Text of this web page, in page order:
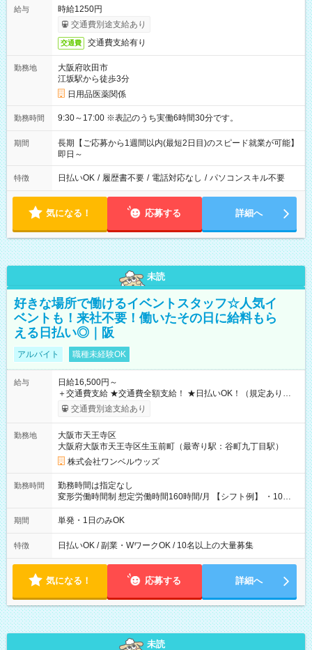
給与
時給1250円
交通費別途支給あり
交通費 交通費支給有り
勤務地
大阪府吹田市
江坂駅から徒歩3分
日用品医薬関係
勤務時間 9:30～17:00 ※表記のうち実働6時間30分です。
期間
長期【ご応募から1週間以内(最短2日目)のスピード就業が可能】
即日～
特徴 日払いOK / 履歴書不要 / 電話対応なし / パソコンスキル不要
気になる！ 応募する 詳細へ
未読
好きな場所で働けるイベントスタッフ☆人気イ
ベントも！来社不要！働いたその日に給料もら
える日払い◎｜阪
アルバイト 職種未経験OK
給与
日給16,500円～
＋交通費支給 ★交通費全額支給！ ★日払いOK！（規定あり） ┗
働いたその日に現金GET♪ お仕事後はコンビニATMから 日払
交通費別途支給あり
勤務地
大阪市天王寺区
大阪府大阪市天王寺区生玉前町（最寄り駅：谷町九丁目駅）
株式会社ワンベルウッズ
勤務時間
勤務時間は指定なし
変形労働時間制 想定労働時間160時間/月 【シフト例】 ・10：
00～20：00
期間 単発・1日のみOK
特徴 日払いOK / 副業・WワークOK / 10名以上の大量募集
気になる！ 応募する 詳細へ
未読